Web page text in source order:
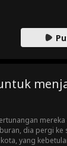
mereka
dia pergi ke
yang